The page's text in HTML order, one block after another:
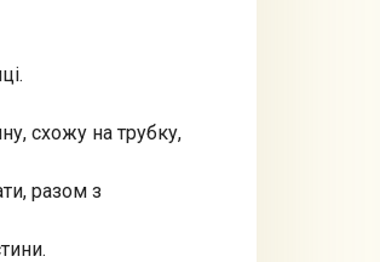
схожу на трубку,
разом з